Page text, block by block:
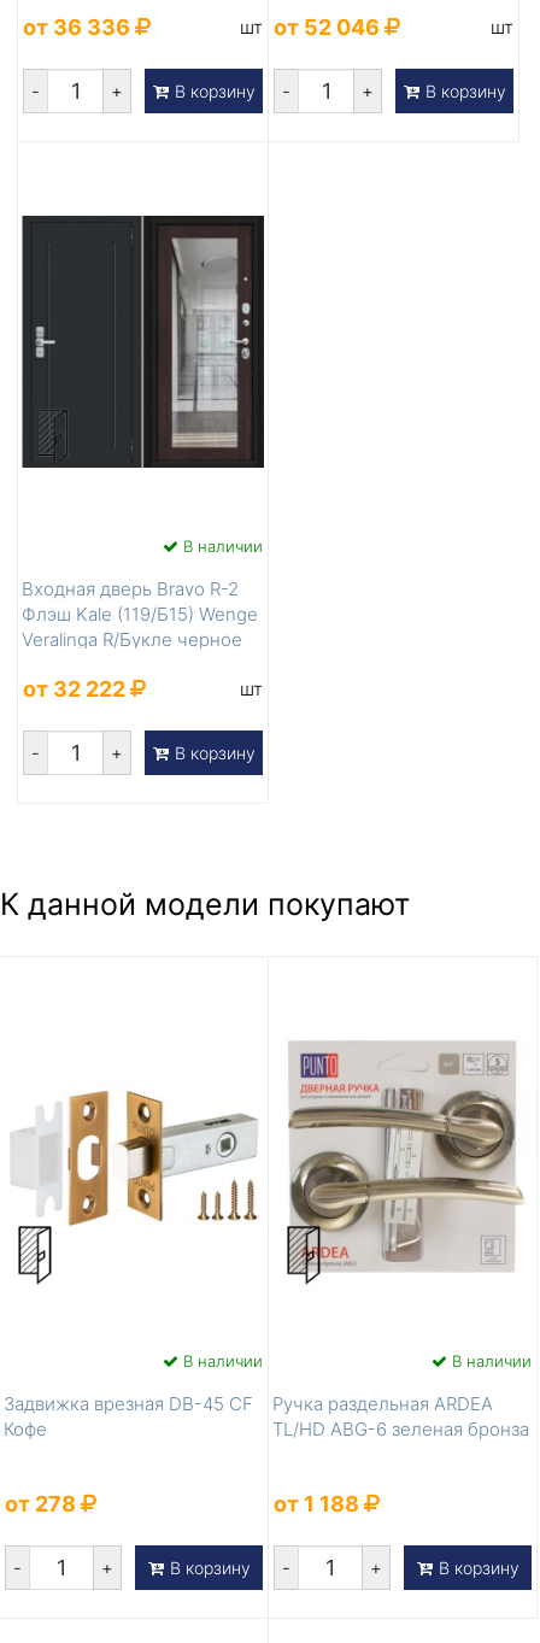
от 36 336 шт
- + В корзину
от 52 046 шт
- + В корзину
В наличии
Входная дверь Bravo R-2
Флэш Kale (119/Б15) Wenge
Veralinga R/Букле черное
от 32 222 шт
- + В корзину
К данной модели покупают
В наличии
Задвижка врезная DB-45 CF
Кофе
от 278
- + В корзину
В наличии
Ручка раздельная ARDEA
TL/HD ABG-6 зеленая бронза
от 1 188
- + В корзину